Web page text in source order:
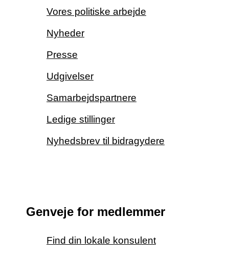
Vores politiske arbejde
Nyheder
Presse
Udgivelser
Samarbejdspartnere
Ledige stillinger
Nyhedsbrev til bidragydere
Genveje for medlemmer
Find din lokale konsulent